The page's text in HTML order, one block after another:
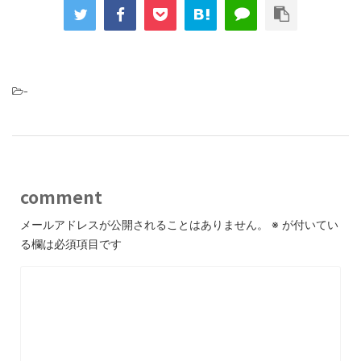
-
comment
メールアドレスが公開されることはありません。 ※ が付いてい
る欄は必須項目です